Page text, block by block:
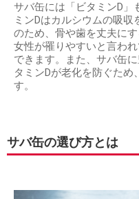
サバ缶には「ビタミンD」
ミンDはカルシウムの吸
のため、骨や歯を丈夫に
女性が罹りやすいと言わ
できます。また、サバ缶
タミンDが老化を防ぐた
す。
サバ缶の選び方とは